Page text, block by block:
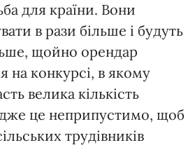
для країни. Вони
в рази більше і будуть
щойно орендар
на конкурсі, в якому
велика кількість
це неприпустимо, щоб
трудівників